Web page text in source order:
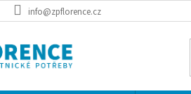
info@zpflorence.cz